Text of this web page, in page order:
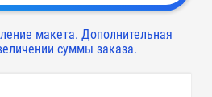
макета. Дополнительная
суммы заказа.